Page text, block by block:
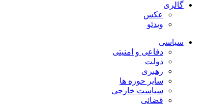
گالری
عکس
ویدئو
سیاسی
دفاعی و امنیتی
دولت
رهبری
سایر حوزه ها
سیاست خارجی
قضائی